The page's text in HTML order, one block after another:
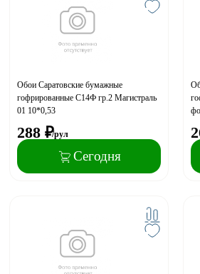
Обои Саратовские бумажные
гофрированные С14Ф гр.2 Магистраль
01 10*0,53
288 ₽/рул
Сегодня